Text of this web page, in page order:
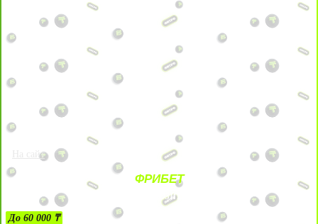
На сайт
ФРИБЕТ
ЗА ДЕПОЗИТЫ
До 60 000 ₸